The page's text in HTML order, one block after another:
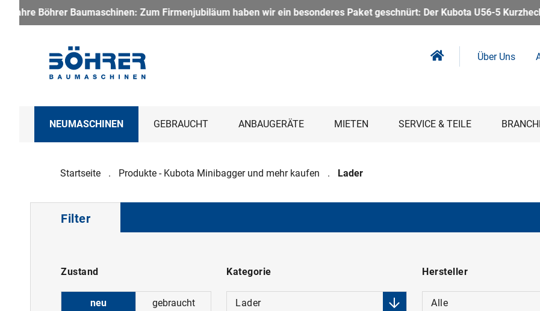
Firmenjubiläum haben wir ein besonderes Paket geschnürt: Der Kubota U56-5 Kurzheckbagger inkl. Powertilt –
Über Uns
NEUMASCHINEN GEBRAUCHT ANBAUGERÄTE MIETEN SERVICE & TEILE
Startseite Produkte - Kubota Minibagger und mehr kaufen Lader
Filter
Zustand
neu gebraucht
Kategorie
Lader
Hersteller
Alle